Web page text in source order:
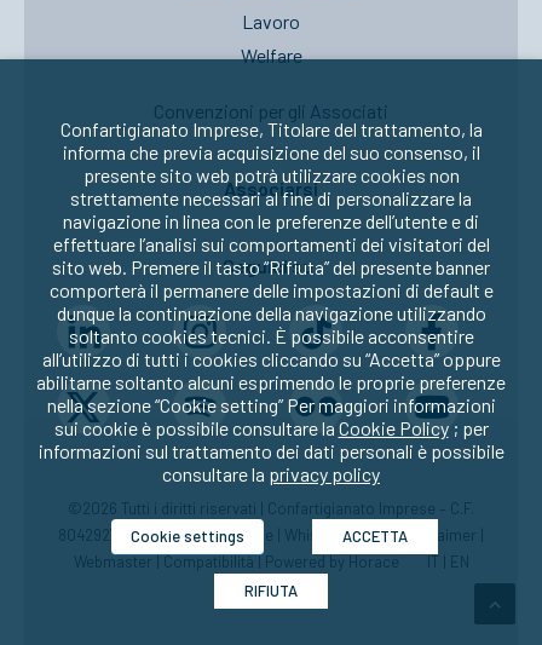
Lavoro
Welfare
Convenzioni per gli Associati
Associarsi
Seguici su:
©2026 Tutti i diritti riservati | Confartigianato Imprese – C.F.
80429270582 |Privacy|Cookie Whistleblowing|Disclaimer
Webmaster|Compatibilità| Powered by Horace IT EN
Confartigianato Imprese, Titolare del trattamento, la
informa che previa acquisizione del suo consenso, il
presente sito web potrà utilizzare cookies non
strettamente necessari al fine di personalizzare la
navigazione in linea con le preferenze dell’utente e di
effettuare l’analisi sui comportamenti dei visitatori del
sito web. Premere il tasto “Rifiuta” del presente banner
comporterà il permanere delle impostazioni di default e
dunque la continuazione della navigazione utilizzando
soltanto cookies tecnici. È possibile acconsentire
all’utilizzo di tutti i cookies cliccando su “Accetta” oppure
abilitarne soltanto alcuni esprimendo le proprie preferenze
nella sezione “Cookie setting” Per maggiori informazioni
sui cookie è possibile consultare la Cookie Policy; per
informazioni sul trattamento dei dati personali è possibile
consultare la privacy policy
Cookie settings ACCETTA
RIFIUTA